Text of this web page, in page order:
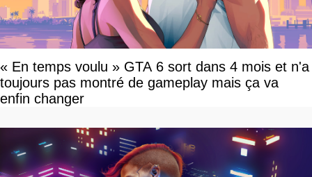
« En temps voulu » GTA 6 sort dans 4 mois et n'a
toujours pas montré de gameplay mais ça va
enfin changer